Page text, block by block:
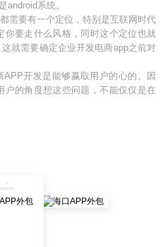
android系统。
需要有一个定位，特别是互联网时代
你要走什么风格，同时这个定位也就
就需要确定企业开发电商app之前对
开发是能够赢取用户的心的。因
的角度想这些问题，不能仅仅是在